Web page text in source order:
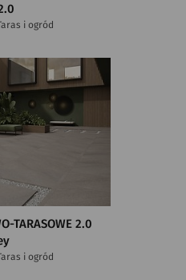
i ogród
TARASOWE 2.0
i ogród